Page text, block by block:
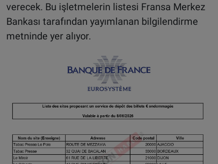
verecek. Bu işletmelerin listesi Fransa Merkez
Bankası tarafından yayımlanan bilgilendirme
metninde yer alıyor.